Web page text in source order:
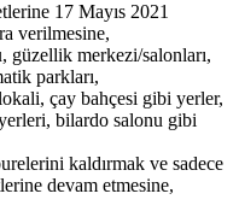
17 Mayıs 2021
verilmesine,
güzellik merkezi/salonları,
parkları,
çay bahçesi gibi yerler,
bilardo salonu gibi
kaldırmak ve sadece
devam etmesine,